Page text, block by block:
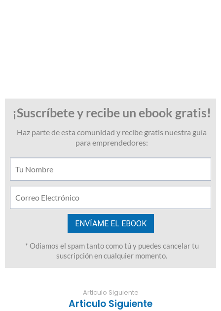
Articulo Siguiente
Articulo Siguiente